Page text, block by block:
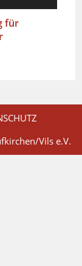
für
Vils e.V.